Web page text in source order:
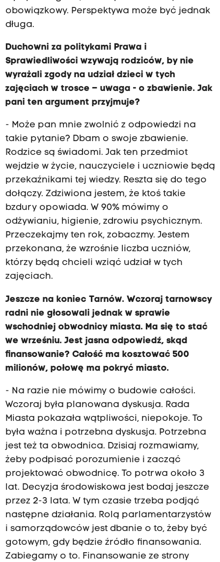
obowiązkowy. Perspektywa może być jednak
długa.
Duchowni za politykami Prawa i
Sprawiedliwości wzywają rodziców, by nie
wyrażali zgody na udział dzieci w tych
zajęciach w trosce – uwaga - o zbawienie. Jak
pani ten argument przyjmuje?
- Może pan mnie zwolnić z odpowiedzi na
takie pytanie? Dbam o swoje zbawienie.
Rodzice są świadomi. Jak ten przedmiot
wejdzie w życie, nauczyciele i uczniowie będą
przekaźnikami tej wiedzy. Reszta się do tego
dołączy. Zdziwiona jestem, że ktoś takie
bzdury opowiada. W 90% mówimy o
odżywianiu, higienie, zdrowiu psychicznym.
Przeczekajmy ten rok, zobaczmy. Jestem
przekonana, że wzrośnie liczba uczniów,
którzy będą chcieli wziąć udział w tych
zajęciach.
Jeszcze na koniec Tarnów. Wczoraj tarnowscy
radni nie głosowali jednak w sprawie
wschodniej obwodnicy miasta. Ma się to stać
we wrześniu. Jest jasna odpowiedź, skąd
finansowanie? Całość ma kosztować 500
milionów, połowę ma pokryć miasto.
- Na razie nie mówimy o budowie całości.
Wczoraj była planowana dyskusja. Rada
Miasta pokazała wątpliwości, niepokoje. To
była ważna i potrzebna dyskusja. Potrzebna
jest też ta obwodnica. Dzisiaj rozmawiamy,
żeby podpisać porozumienie i zacząć
projektować obwodnicę. To potrwa około 3
lat. Decyzja środowiskowa jest bodaj jeszcze
przez 2-3 lata. W tym czasie trzeba podjąć
następne działania. Rolą parlamentarzystów
i samorządowców jest dbanie o to, żeby być
gotowym, gdy będzie źródło finansowania.
Zabiegamy o to. Finansowanie ze strony